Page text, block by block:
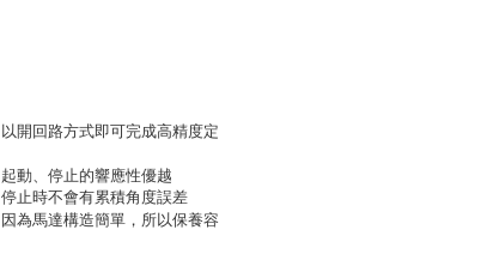
以開回路方式即可完成高精度定
起動、停止的響應性優越
停止時不會有累積角度誤差
因為馬達構造簡單，所以保養容